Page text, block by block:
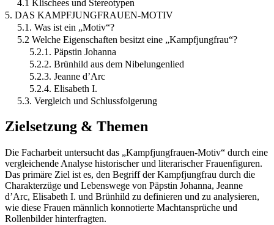
4.1 Klischees und Stereotypen
5. DAS KAMPFJUNGFRAUEN-MOTIV
5.1. Was ist ein „Motiv“?
5.2 Welche Eigenschaften besitzt eine „Kampfjungfrau“?
5.2.1. Päpstin Johanna
5.2.2. Brünhild aus dem Nibelungenlied
5.2.3. Jeanne d’Arc
5.2.4. Elisabeth I.
5.3. Vergleich und Schlussfolgerung
Zielsetzung & Themen
Die Facharbeit untersucht das „Kampfjungfrauen-Motiv“ durch eine
vergleichende Analyse historischer und literarischer Frauenfiguren.
Das primäre Ziel ist es, den Begriff der Kampfjungfrau durch die
Charakterzüge und Lebenswege von Päpstin Johanna, Jeanne
d’Arc, Elisabeth I. und Brünhild zu definieren und zu analysieren,
wie diese Frauen männlich konnotierte Machtansprüche und
Rollenbilder hinterfragten.